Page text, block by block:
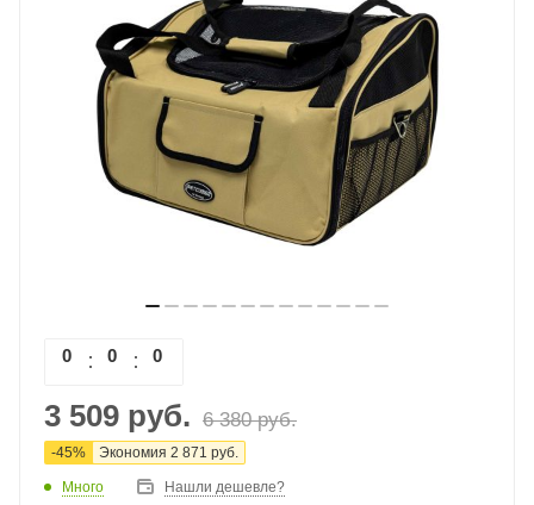
0 0 0
3 509 руб. 6 380руб.
-45% Экономия 2 871 руб.
Много Нашли дешевле?